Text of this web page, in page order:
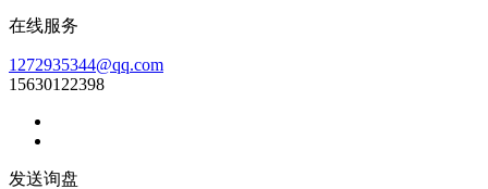
在线服务
1272935344@qq.com
15630122398
发送询盘